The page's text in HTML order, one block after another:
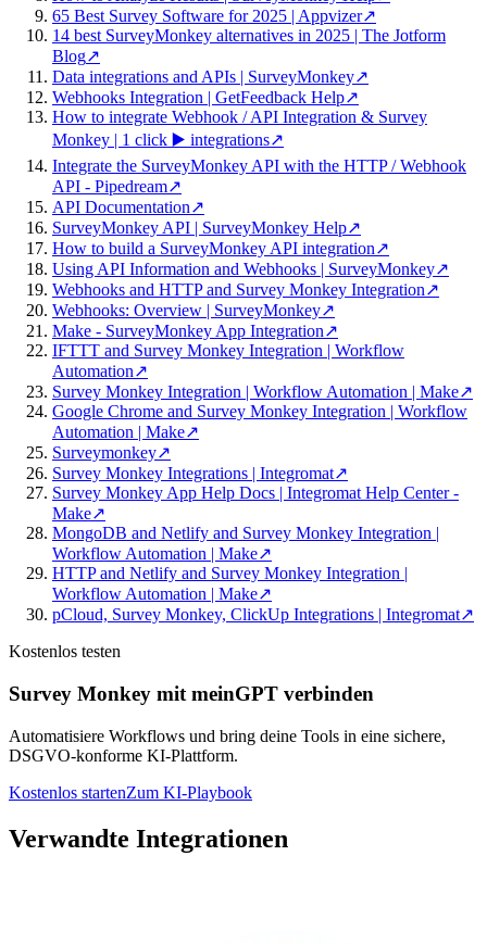
65 Best Survey Software for 2025 | Appvizer↗
14 best SurveyMonkey alternatives in 2025 | The Jotform
Blog↗
Data integrations and APIs | SurveyMonkey↗
Webhooks Integration | GetFeedback Help↗
How to integrate Webhook / API Integration & Survey
Monkey | 1 click ▶️ integrations↗
Integrate the SurveyMonkey API with the HTTP / Webhook
API - Pipedream↗
API Documentation↗
SurveyMonkey API | SurveyMonkey Help↗
How to build a SurveyMonkey API integration↗
Using API Information and Webhooks | SurveyMonkey↗
Webhooks and HTTP and Survey Monkey Integration↗
Webhooks: Overview | SurveyMonkey↗
Make - SurveyMonkey App Integration↗
IFTTT and Survey Monkey Integration | Workflow
Automation↗
Survey Monkey Integration | Workflow Automation | Make↗
Google Chrome and Survey Monkey Integration | Workflow
Automation | Make↗
Surveymonkey↗
Survey Monkey Integrations | Integromat↗
Survey Monkey App Help Docs | Integromat Help Center -
Make↗
MongoDB and Netlify and Survey Monkey Integration |
Workflow Automation | Make↗
HTTP and Netlify and Survey Monkey Integration |
Workflow Automation | Make↗
pCloud, Survey Monkey, ClickUp Integrations | Integromat↗
Kostenlos testen
Survey Monkey mit meinGPT verbinden
Automatisiere Workflows und bring deine Tools in eine sichere,
DSGVO-konforme KI-Plattform.
Kostenlos startenZum KI-Playbook
Verwandte Integrationen